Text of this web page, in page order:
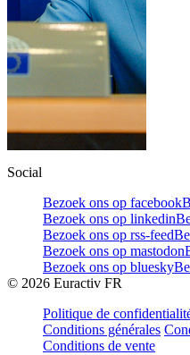
Social
Bezoek ons op facebook
Bezoek ons op linkedin
Bezoek ons op rss-feed
Bezoek ons op mastodon
Bezoek ons op bluesky
© 2026 Euractiv FR
Politique de
Conditions générales
Conditions de vente